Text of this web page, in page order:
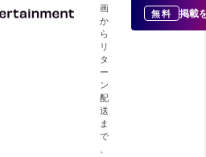
画
か
ら
リ
タ
ー
ン
配
送
ま
で
、
無料 掲載